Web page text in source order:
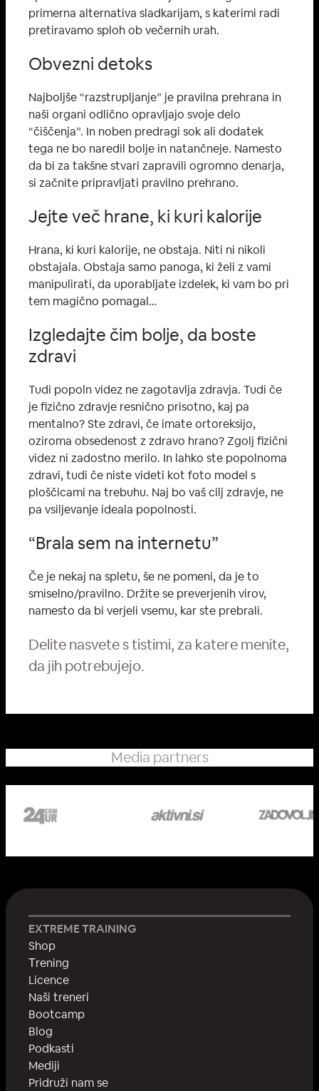
primerna alternativa sladkarijam, s katerimi radi
pretiravamo sploh ob večernih urah.
Obvezni detoks
Najboljše “razstrupljanje” je pravilna prehrana in
naši organi odlično opravljajo svoje delo
“čiščenja”. In noben predragi sok ali dodatek
tega ne bo naredil bolje in natančneje. Namesto
da bi za takšne stvari zapravili ogromno denarja,
si začnite pripravljati pravilno prehrano.
Jejte več hrane, ki kuri kalorije
Hrana, ki kuri kalorije, ne obstaja. Niti ni nikoli
obstajala. Obstaja samo panoga, ki želi z vami
manipulirati, da uporabljate izdelek, ki vam bo pri
tem magično pomagal…
Izgledajte čim bolje, da boste
zdravi
Tudi popoln videz ne zagotavlja zdravja. Tudi če
je fizično zdravje resnično prisotno, kaj pa
mentalno? Ste zdravi, če imate ortoreksijo,
oziroma obsedenost z zdravo hrano? Zgolj fizični
videz ni zadostno merilo. In lahko ste popolnoma
zdravi, tudi če niste videti kot foto model s
ploščicami na trebuhu. Naj bo vaš cilj zdravje, ne
pa vsiljevanje ideala popolnosti.
“Brala sem na internetu”
Če je nekaj na spletu, še ne pomeni, da je to
smiselno/pravilno. Držite se preverjenih virov,
namesto da bi verjeli vsemu, kar ste prebrali.
Delite nasvete s tistimi, za katere menite,
da jih potrebujejo.
Media partners
EXTREME TRAINING
Shop
Тrening
Licence
Naši treneri
Bootcamp
Blog
Podkasti
Mediji
Pridruži nam se